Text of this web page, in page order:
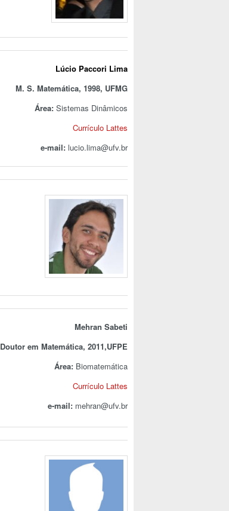
Lúcio Paccori Lima
M. S. Matemática, 1998, UFMG
Área: Sistemas Dinâmicos
Currículo Lattes
e-mail: lucio.lima@ufv.br
Mehran Sabeti
Doutor em Matemática, 2011,UFPE
Área: Biomatemática
Currículo Lattes
e-mail: mehran@ufv.br